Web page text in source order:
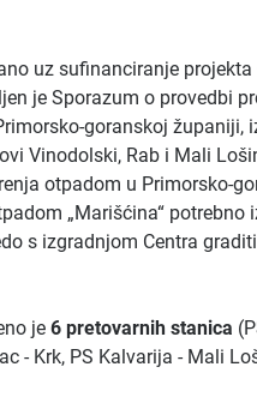
uz sufinanciranje
je Sporazum o provedbi
goranskoj županiji,
Vinodolski, Rab i Mali
otpadom u Primorsko-
„Marišćina“
s izgradnjom Centra
je 6 pretovarnih stanica
- Krk, PS Kalvarija - Mali